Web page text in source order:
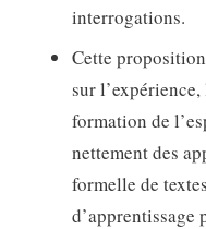
interrogations.
Cette
sur
formation de
nettement des
formelle de
d’apprentissage